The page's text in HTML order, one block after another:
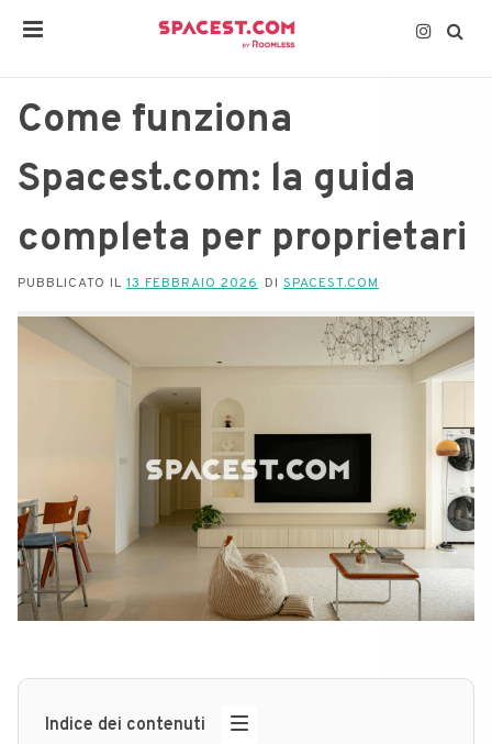
Come funziona
Spacest.com: la guida
completa per proprietari
PUBBLICATO IL 13 FEBBRAIO 2026 DI SPACEST.COM
Indice dei contenuti